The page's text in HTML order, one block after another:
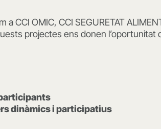
CCI OMIC, CCI SEGURETAT
projectes ens donen l’oportunitat
dinàmics i participatius